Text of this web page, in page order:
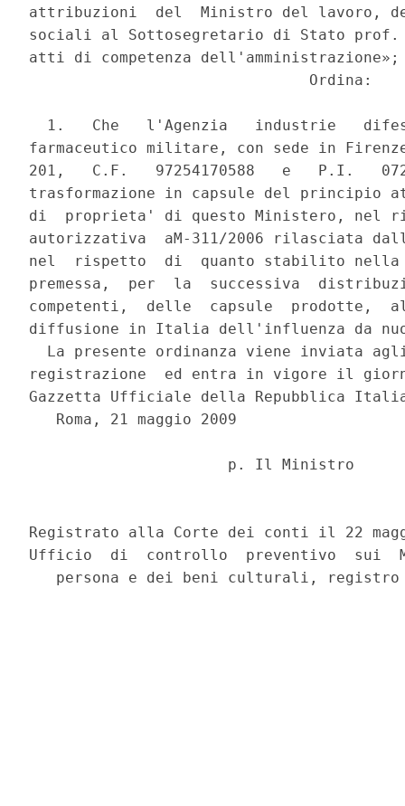
attribuzioni  del  Ministro del lavoro,
sociali al Sottosegretario di Stato prof.
atti di competenza dell'amministrazione»;
                               Ordina:
1.   Che   l'Agenzia   industrie
farmaceutico militare, con sede in
201,   C.F.   97254170588   e   P.I.
trasformazione in capsule del principio
di  proprieta' di questo Ministero, nel
autorizzativa  aM-311/2006 rilasciata
nel  rispetto  di  quanto stabilito
premessa,  per  la  successiva
competenti,  delle  capsule  prodotte,
diffusione in Italia dell'influenza da
La presente ordinanza viene inviata
registrazione  ed entra in vigore il
Gazzetta Ufficiale della Repubblica
   Roma, 21 maggio 2009
p. Il Ministro
Registrato alla Corte dei conti il 22
Ufficio  di  controllo  preventivo  sui